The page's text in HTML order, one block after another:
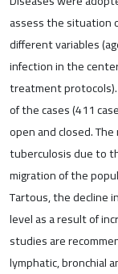
assess the situation
different variables
infection in the
treatment
of the cases (411
open and closed.
tuberculosis due to
migration of the
Tartous, the decline
level as a result of
studies are
lymphatic, bronchial